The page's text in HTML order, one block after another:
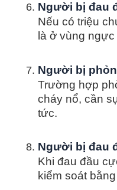
Người bị đau
Nếu có triệu
là ở vùng
Người bị
Trường hợp
cháy nổ, cần
tức.
Người bị đau
Khi đau đầu
kiểm soát